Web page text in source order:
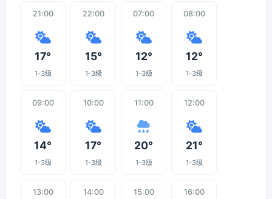
21:00
17°
1-3级
22:00
15°
1-3级
07:00
12°
1-3级
08:00
12°
1-3级
09:00
14°
1-3级
10:00
17°
1-3级
11:00
20°
1-3级
12:00
21°
1-3级
13:00 14:00 15:00 16:00